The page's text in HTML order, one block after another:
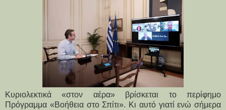
Κυριολεκτικά «στον αέρα» βρίσκεται το περίφημο
Πρόγραμμα «Βοήθεια στο Σπίτι». Κι αυτό γιατί ενώ σήμερα